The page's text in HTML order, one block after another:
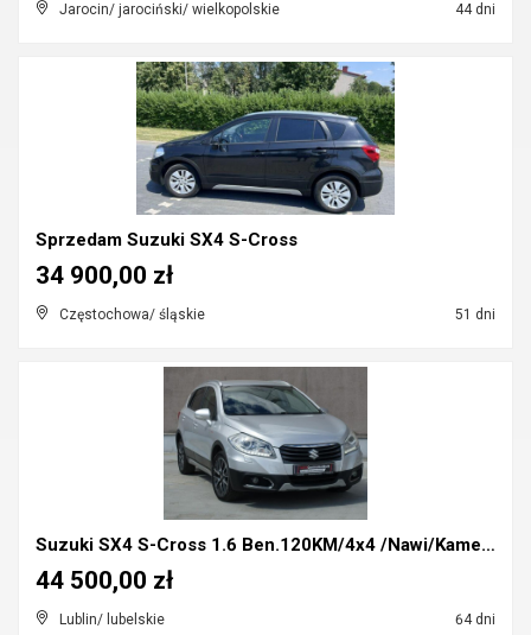
Jarocin/ jarociński/ wielkopolskie 44 dni
Sprzedam Suzuki SX4 S-Cross
Częstochowa/ śląskie 51 dni
34 900,00 zł
Suzuki SX4 S-Cross 1.6 Ben.120KM/4x4 /Nawi/Kamera/...
Lublin/ lubelskie 64 dni
44 500,00 zł